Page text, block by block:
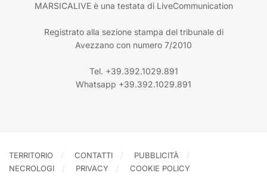
MARSICALIVE è una testata di LiveCommunication
Registrato alla sezione stampa del tribunale di
Avezzano con numero 7/2010
Tel. +39.392.1029.891
Whatsapp +39.392.1029.891
TERRITORIO CONTATTI
PUBBLICITÀ
NECROLOGI
PRIVACY COOKIE POLICY